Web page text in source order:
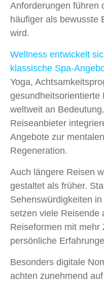
Anforderungen führen
häufiger als bewusste
wird.
Wellness entwickelt
klassische Spa-
Yoga,
gesundheitsorientierte
weltweit an
Reiseanbieter
Angebote zur
Regeneration.
Auch längere Reisen
gestaltet als früher.
Sehenswürdigkeiten
setzen viele Reisende
Reiseformen mit mehr
persönliche
Besonders digitale
achten zunehmend